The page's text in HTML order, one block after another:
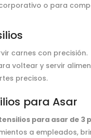
o para
carnes con precisión.
voltear y servir
precisos.
para Asar
para asar de 3
a empleados,